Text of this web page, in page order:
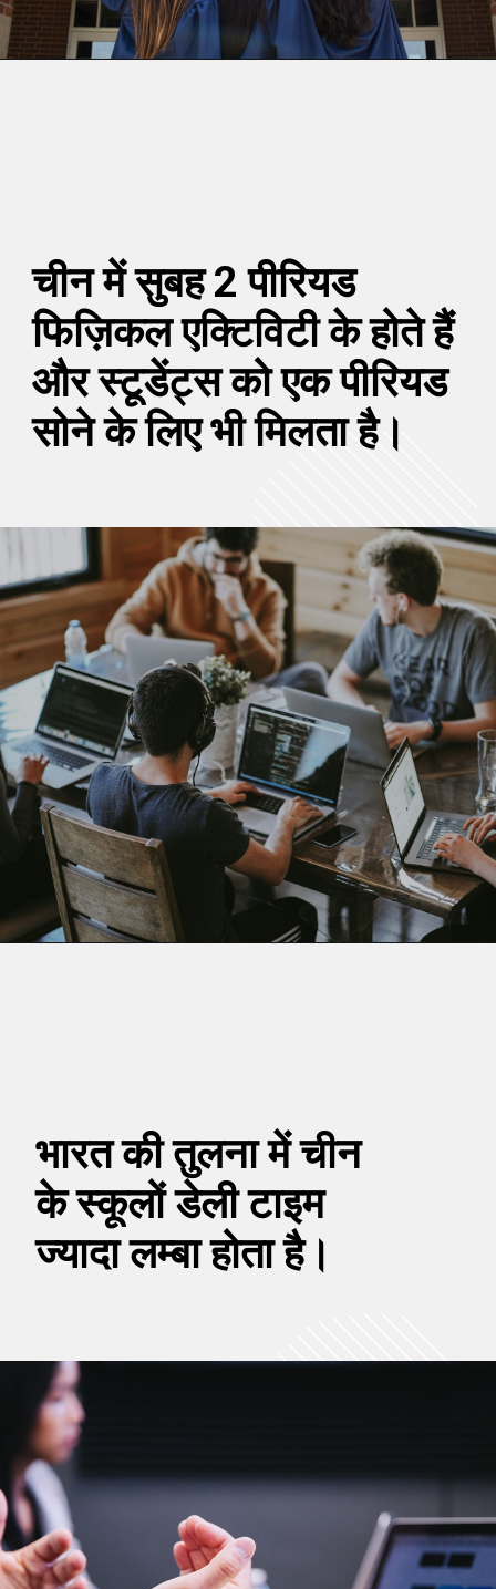
चीन में सुबह 2 पीरियड
फिज़िकल एक्टिविटी के होते हैं
और स्टूडेंट्स को एक पीरियड
सोने के लिए भी मिलता है।
भारत की तुलना में चीन
के स्कूलों डेली टाइम
ज्यादा लम्बा होता है।